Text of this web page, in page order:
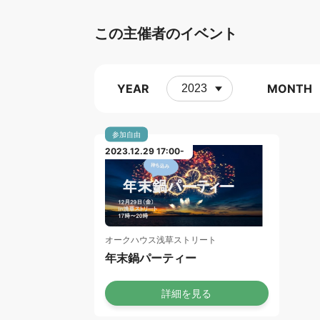
この主催者のイベント
YEAR MONTH
2023.12.29 17:00-
参加自由
オークハウス浅草ストリート
年末鍋パーティー
詳細を見る